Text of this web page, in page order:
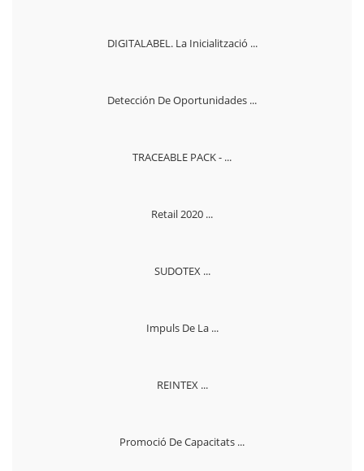
DIGITALABEL. La Inicialització ...
Detección De Oportunidades ...
TRACEABLE PACK - ...
Retail 2020 ...
SUDOTEX ...
Impuls De La ...
REINTEX ...
Promoció De Capacitats ...